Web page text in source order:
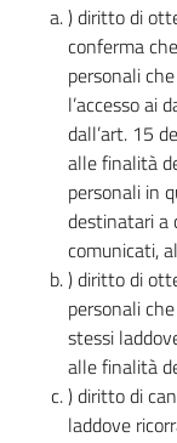
) diritto di
conferma
personali
l’accesso ai
dall’art. 15
alle finalità
personali in
destinatari a
comunicati,
) diritto di
personali
stessi
alle finalità
) diritto di
laddove